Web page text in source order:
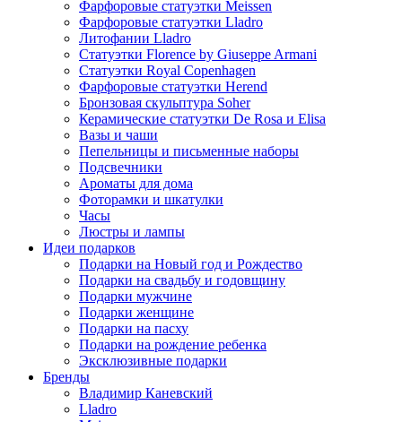
Фарфоровые статуэтки Meissen
Фарфоровые статуэтки Lladro
Литофании Lladro
Статуэтки Florence by Giuseppe Armani
Статуэтки Royal Copenhagen
Фарфоровые статуэтки Herend
Бронзовая скульптура Soher
Керамические статуэтки De Rosa и Elisa
Вазы и чаши
Пепельницы и письменные наборы
Подсвечники
Ароматы для дома
Фоторамки и шкатулки
Часы
Люстры и лампы
Идеи подарков
Подарки на Новый год и Рождество
Подарки на свадьбу и годовщину
Подарки мужчине
Подарки женщине
Подарки на пасху
Подарки на рождение ребенка
Эксклюзивные подарки
Бренды
Владимир Каневский
Lladro